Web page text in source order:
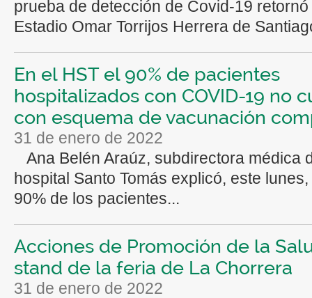
prueba de detección de Covid-19 retornó
Estadio Omar Torrijos Herrera de
En el HST el 90% de pacientes
hospitalizados con COVID-19 no
con esquema de vacunación
31 de enero de 2022
Ana Belén Araúz, subdirectora médica
hospital Santo Tomás explicó, este
90% de los pacientes...
Acciones de Promoción de la
stand de la feria de La Chorrera
31 de enero de 2022